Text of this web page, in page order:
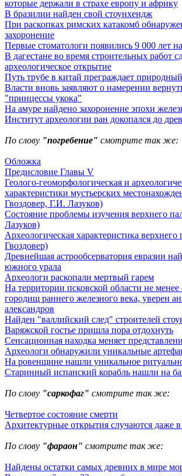
которые держали в страхе европу и африку
В бразилии найден свой стоунхендж
При раскопках римских катакомб
захоронение
Первые стоматологи появились 9 000 лет
В дагестане во время строительных работ
археологическое открытие
Путь трубе в китай преграждает
Власти вновь заявляют о намерении
"принцессы укока"
На амуре найдено захоронение эпохи
Институт археологии ран докопался до
По слову "погребение" смотрите так же:
Обложка
Предисловие Главы V
Геолого-геоморфологическая и
характеристики мустьерских
Гвоздовер, Г.И. Лазуков)
Состояние проблемы изучения верхнего
Лазуков)
Археологическая характеристика
Гвоздовер)
Древнейшая астрообсерватория евразии
южного урала
Археологи раскопали мертвый гарем
На территории псковской области не
городищ раннего железного века, уверен
александров
Найден "валлийский след" строителей
Варяжской гостье пришла пора отдохнуть
Сенсационная находка меняет
Археологи обнаружили уникальные
На ровенщине нашли уникальное
Старинный испанский корабль нашли на
По слову "саркофаг" смотрите так же:
Четвертое состояние смерти
Архитектурные открытия случаются даже
По слову "фараон" смотрите так же:
Найдены остатки самых древних в мире